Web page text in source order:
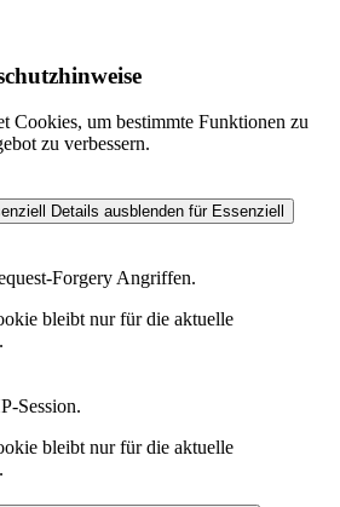
Cookies, um bestimmte Funktionen zu
zu verbessern.
Details ausblenden für Essenziell
Forgery Angriffen.
bleibt nur für die aktuelle
Session.
bleibt nur für die aktuelle